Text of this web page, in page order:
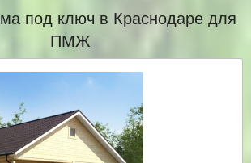
под ключ в Краснодаре для
ПМЖ